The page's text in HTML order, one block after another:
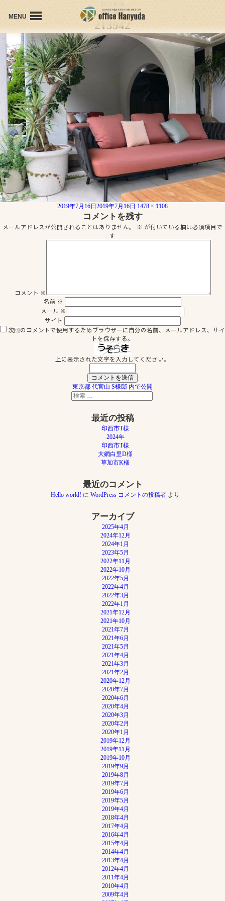
MENU
office Hanyudaの想い
会社概要
プロフィール
個人受賞歴
施工事例
お問い合わせ
次の画像
213942
投
2019年7月16日 2019年7月16日 フ
ル
サ
イ
ズ
1478 × 1108
コメントを残す
メールアドレスが公開されることはありません。 ※ が付いている欄は必須項目で
す
コメント ※
名前 ※
メール ※
サイト
次回のコメントで使用するためブラウザーに自分の名前、メールアドレス、サイ
トを保存する。
上に表示された文字を入力してください。
東京都 代官山 S様邸 内で公開
検
最近の投稿
印西市T様
2024年
印西市T様
大網白里D様
草加市K様
最近のコメント
Hello world! にWordPress コメントの投稿者 より
アーカイブ
2025年4月
2024年12月
2024年1月
2023年5月
2022年11月
2022年10月
2022年5月
2022年4月
2022年3月
2022年1月
2021年12月
2021年10月
2021年7月
2021年6月
2021年5月
2021年4月
2021年3月
2021年2月
2020年12月
2020年7月
2020年6月
2020年4月
2020年3月
2020年2月
2020年1月
2019年12月
2019年11月
2019年10月
2019年9月
2019年8月
2019年7月
2019年6月
2019年5月
2019年4月
2018年4月
2017年4月
2016年4月
2015年4月
2014年4月
2013年4月
2012年4月
2011年4月
2010年4月
2009年4月